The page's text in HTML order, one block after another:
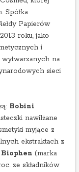
Spółka
Papierów
roku, jako
i
na
sieci
Bobini
nawilżane
myjące z
ekstraktach z
Biophen (marka
ze składników